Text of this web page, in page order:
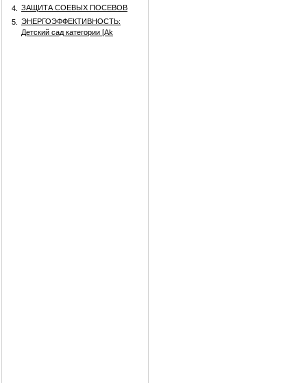
4.
ЗАЩИТА СОЕВЫХ ПОСЕВОВ
5.
ЭНЕРГОЭФФЕКТИВНОСТЬ:
Детский сад категории [Аk